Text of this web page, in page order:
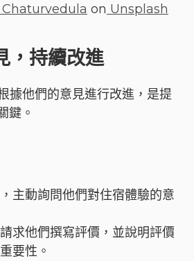
on Unsplash
，持續改進
據他們的意見進行改進，是提
鍵。
主動詢問他們對住宿體驗的意
求他們撰寫評價，並說明評價
要性。